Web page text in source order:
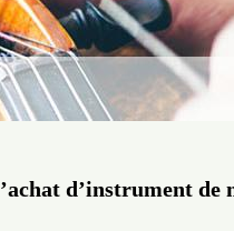
d’instrument de